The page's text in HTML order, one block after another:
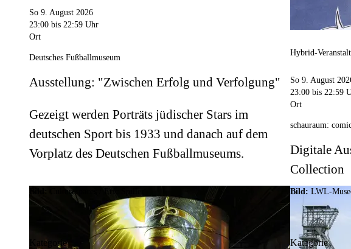
So 9. August 2026
23:00 bis 22:59 Uhr
Ort
Deutsches Fußballmuseum
Ausstellung: "Zwischen Erfolg und Verfolgung"
Gezeigt werden Porträts jüdischer Stars im
deutschen Sport bis 1933 und danach auf dem
Vorplatz des Deutschen Fußballmuseums.
Hybrid-
So 9. August
23:00 bis 22:59
Ort
schauraum:
Digitale
Collection
Culturespaces / Eric Spiller
Kategorie
Bild:LWL-
Kategorie